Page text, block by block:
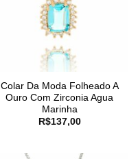
Colar Da Moda Folheado A
Ouro Com Zirconia Agua
Marinha
R$137,00